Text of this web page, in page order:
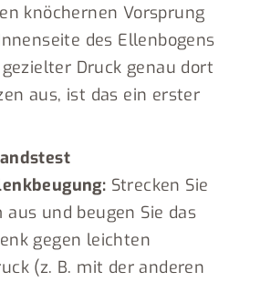
knöchernen Vorsprung
des Ellenbogens
Druck genau dort
aus, ist das ein erster
Strecken Sie
aus und beugen Sie das
gegen leichten
(z. B. mit der anderen